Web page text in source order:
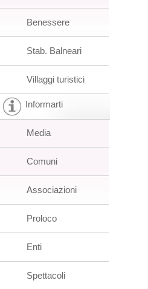
Benessere
Stab. Balneari
Villaggi turistici
Informarti
Media
Comuni
Associazioni
Proloco
Enti
Spettacoli